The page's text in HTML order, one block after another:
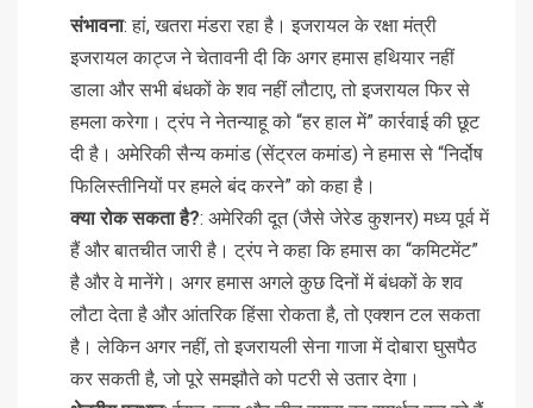
संभावना: हां, खतरा मंडरा रहा है। इजरायल के रक्षा मंत्री
इजरायल काट्ज ने चेतावनी दी कि अगर हमास हथियार नहीं
डाला और सभी बंधकों के शव नहीं लौटाए, तो इजरायल फिर से
हमला करेगा। ट्रंप ने नेतन्याहू को “हर हाल में” कार्रवाई की छूट
दी है। अमेरिकी सैन्य कमांड (सेंट्रल कमांड) ने हमास से “निर्दोष
फिलिस्तीनियों पर हमले बंद करने” को कहा है।
क्या रोक सकता है?: अमेरिकी दूत (जैसे जेरेड कुशनर) मध्य पूर्व में
हैं और बातचीत जारी है। ट्रंप ने कहा कि हमास का “कमिटमेंट”
है और वे मानेंगे। अगर हमास अगले कुछ दिनों में बंधकों के शव
लौटा देता है और आंतरिक हिंसा रोकता है, तो एक्शन टल सकता
है। लेकिन अगर नहीं, तो इजरायली सेना गाजा में दोबारा घुसपैठ
कर सकती है, जो पूरे समझौते को पटरी से उतार देगा।